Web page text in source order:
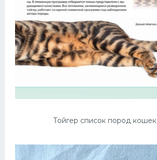
Тойгер список пород кошек